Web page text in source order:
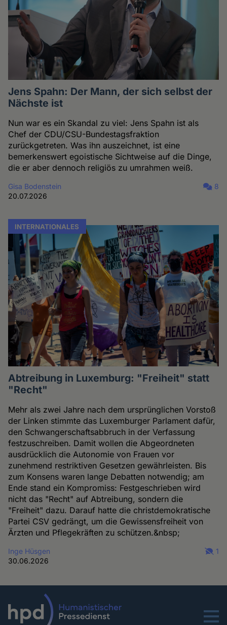
Jens Spahn: Der Mann, der sich selbst der
Nächste ist
Nun war es ein Skandal zu viel: Jens Spahn ist als
Chef der CDU/CSU-Bundestagsfraktion
zurückgetreten. Was ihn auszeichnet, ist eine
bemerkenswert egoistische Sichtweise auf die Dinge,
die er aber dennoch religiös zu umrahmen weiß.
Gisa Bodenstein
20.07.2026
8
INTERNATIONALES
Abtreibung in Luxemburg: "Freiheit" statt
"Recht"
Mehr als zwei Jahre nach dem ursprünglichen Vorstoß
der Linken stimmte das Luxemburger Parlament dafür,
den Schwangerschaftsabbruch in der Verfassung
festzuschreiben. Damit wollen die Abgeordneten
ausdrücklich die Autonomie von Frauen vor
zunehmend restriktiven Gesetzen gewährleisten. Bis
zum Konsens waren lange Debatten notwendig; am
Ende stand ein Kompromiss: Festgeschrieben wird
nicht das "Recht" auf Abtreibung, sondern die
"Freiheit" dazu. Darauf hatte die christdemokratische
Partei CSV gedrängt, um die Gewissensfreiheit von
Ärzten und Pflegekräften zu schützen.&nbsp;
Inge Hüsgen
30.06.2026
1
Menu